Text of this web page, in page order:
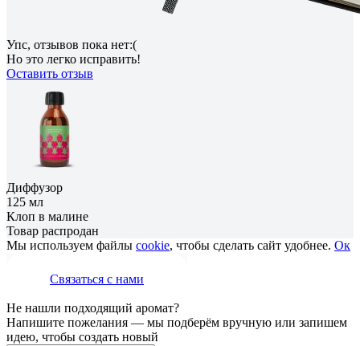
Упс, отзывов пока нет:(
Но это легко исправить!
Оставить отзыв
Диффузор
125 мл
Клоп в малине
Товар распродан
Мы используем файлы cookie, чтобы сделать сайт удобнее. Ок
Связаться с нами
Не нашли подходящий аромат?
Напишите пожелания — мы подберём вручную или запишем
идею, чтобы создать новый